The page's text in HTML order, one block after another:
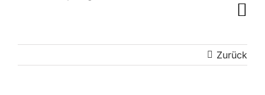
Zurück